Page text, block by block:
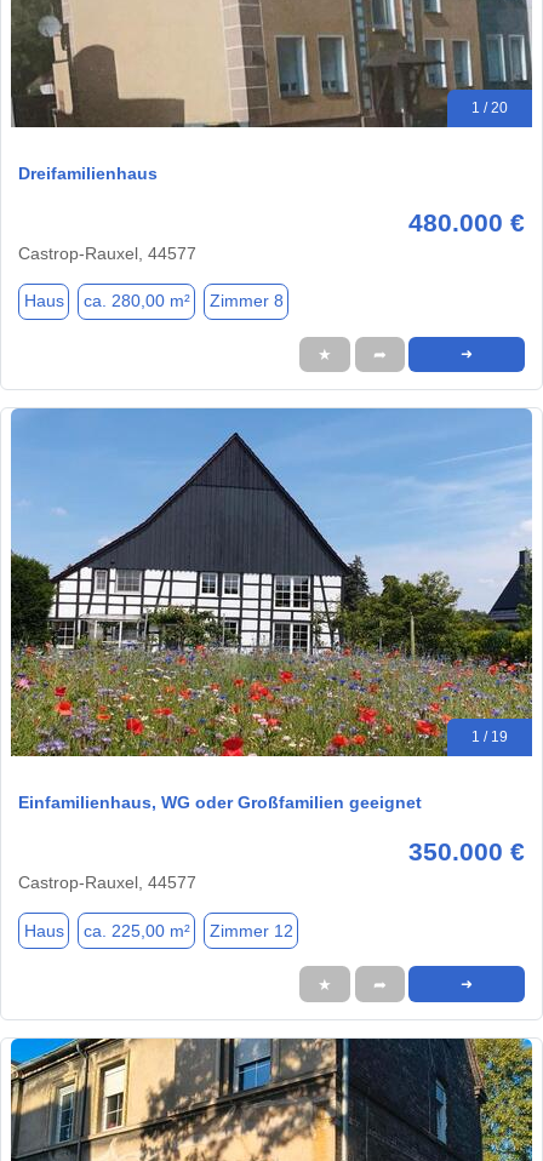
1 / 20
Dreifamilienhaus
480.000 €
Castrop-Rauxel, 44577
Haus ca. 280,00 m² Zimmer 8
★ ➦ ➜
1 / 19
Einfamilienhaus, WG oder Großfamilien geeignet
350.000 €
Castrop-Rauxel, 44577
Haus ca. 225,00 m² Zimmer 12
★ ➦ ➜